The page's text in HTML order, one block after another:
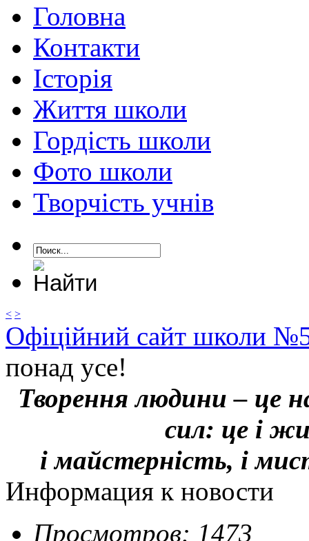
Головна
Контакти
Історія
Життя школи
Гордість школи
Фото школи
Творчість учнів
< >
Офіційний сайт школи
понад усе!
Творення людини – це
сил: це і
і майстерність, і
Информация к новости
Просмотров: 1473